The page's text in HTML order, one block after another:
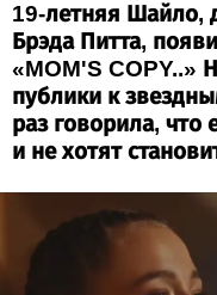
19-летняя Шайло,
Брэда Питта,
«MOM'S COPY..»
публики к
раз говорила, что
и не хотят